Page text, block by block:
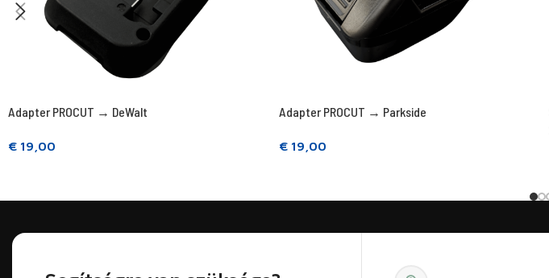
Adapter PROCUT → DeWalt
€ 19,00
Adapter PROCUT → Parkside
€ 19,00